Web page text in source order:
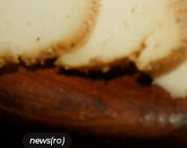
news(ro)